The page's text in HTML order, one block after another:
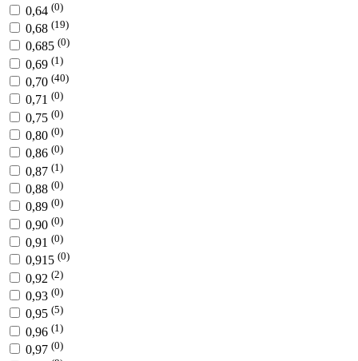
0,64 (0)
0,68 (19)
0,685 (0)
0,69 (1)
0,70 (40)
0,71 (0)
0,75 (0)
0,80 (0)
0,86 (0)
0,87 (1)
0,88 (0)
0,89 (0)
0,90 (0)
0,91 (0)
0,915 (0)
0,92 (2)
0,93 (0)
0,95 (5)
0,96 (1)
0,97 (0)